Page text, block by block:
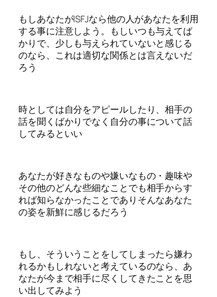
もしあなたがISFJなら他の人があなたを利用
する事に注意しよう。もしいつも与えてば
かりで、少しも与えられていないと感じる
のなら、これは適切な関係とは言えないだ
ろう
時としては自分をアピールしたり、相手の
話を聞くばかりでなく自分の事について話
してみるといい
あなたが好きなものや嫌いなもの・趣味や
その他のどんな些細なことでも相手からす
れば知らなかったことでありそんなあなた
の姿を新鮮に感じるだろう
もし、そういうことをしてしまったら嫌わ
れるかもしれないと考えているのなら、あ
なたが今まで相手に尽くしてきたことを思
い出してみよう